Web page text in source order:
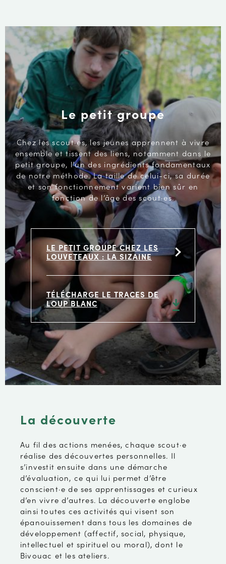
Le petit groupe
Chez les scout·es, les jeunes apprennent à vivre
ensemble et tissent des liens, notamment dans le
petit groupe, l’un des ingrédients fondamentaux
de notre méthode. La taille de celui-ci, sa durée
et son fonctionnement varient bien sûr en
fonction de l’âge des scout·es.
LE PETIT GROUPE CHEZ LES
LOUVETEAUX : LA SIZAINE
TÉLÉCHARGE LE TRACES DE
LOUP BLANC
La découverte
Au fil des actions menées, chaque scout·e
réalise des découvertes personnelles. Il
s’investit ensuite dans une démarche
d’évaluation, ce qui lui permet d’être
conscient·e de ses apprentissages et curieux
d’en vivre d’autres. La découverte englobe
ainsi toutes ces activités qui visent son
épanouissement dans tous les domaines de
développement (affectif, social, physique,
intellectuel et spirituel ou moral), dont le
Bivouac et les ateliers.